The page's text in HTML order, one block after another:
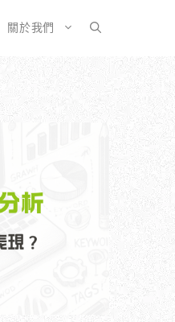
包含哪些項目？
關於我們